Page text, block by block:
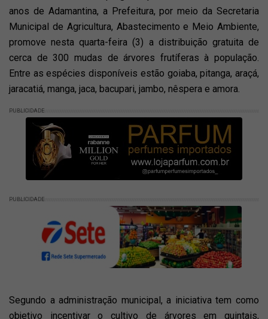
anos de Adamantina, a Prefeitura, por meio da Secretaria
Municipal de Agricultura, Abastecimento e Meio Ambiente,
promove nesta quarta-feira (3) a distribuição gratuita de
cerca de 300 mudas de árvores frutíferas à população.
Entre as espécies disponíveis estão goiaba, pitanga, araçá,
jaracatiá, manga, jaca, bacupari, jambo, nêspera e amora.
PUBLICIDADE
PUBLICIDADE
Segundo a administração municipal, a iniciativa tem como
objetivo incentivar o cultivo de árvores em quintais,